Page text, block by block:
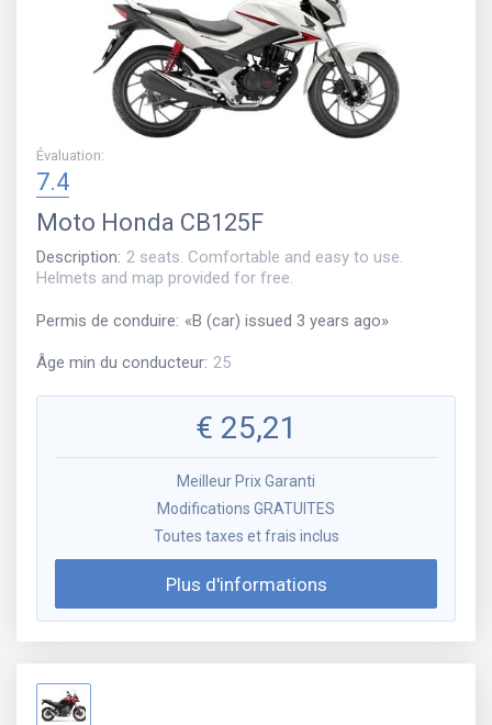
Évaluation:
7.4
Moto Honda CB125F
Description: 2 seats. Comfortable and easy to use.
Helmets and map provided for free.
Permis de conduire: «B (car) issued 3 years ago»
Âge min du conducteur: 25
€ 25,21
Meilleur Prix Garanti
Modifications GRATUITES
Toutes taxes et frais inclus
Plus d'informations